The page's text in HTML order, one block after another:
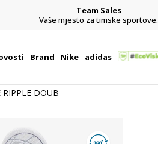
Team Sales
Vaše mjesto za timske sportove.
Brand Nike adidas
DOUB